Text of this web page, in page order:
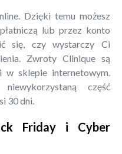
Dzięki temu możesz
lub przez konto
się, czy wystarczy Ci
Zwroty Clinique są
w sklepie internetowym.
część
30 dni.
Friday i Cyber